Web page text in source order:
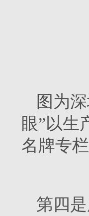
图为
眼”以生
名牌专栏
第四